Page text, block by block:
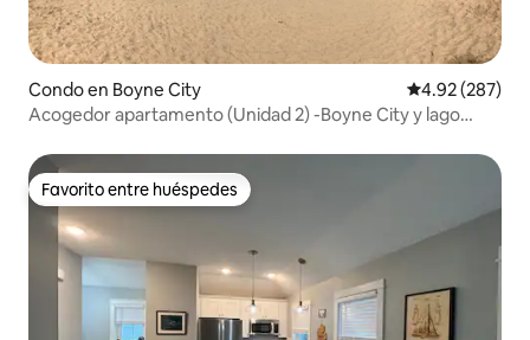
Condo en Boyne City Calificación
4.92 (287)
Acogedor apartamento (Unidad 2) -Boyne City y lago
Favorito entre huéspedes
Favorito entre huéspedes